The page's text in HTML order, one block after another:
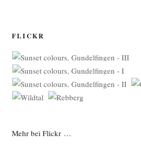
FLICKR
Mehr bei Flickr …